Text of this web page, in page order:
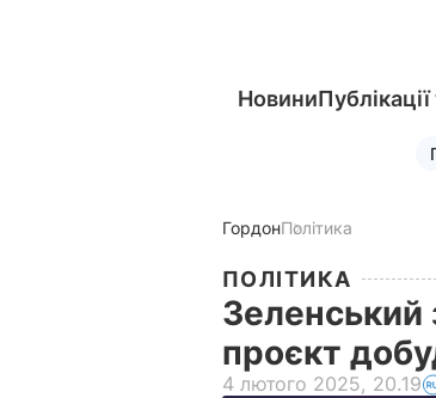
Новини
ГордонПолітика
ПОЛІТИКА
Зеленський
проєкт
4 лютого 2025, 20.19